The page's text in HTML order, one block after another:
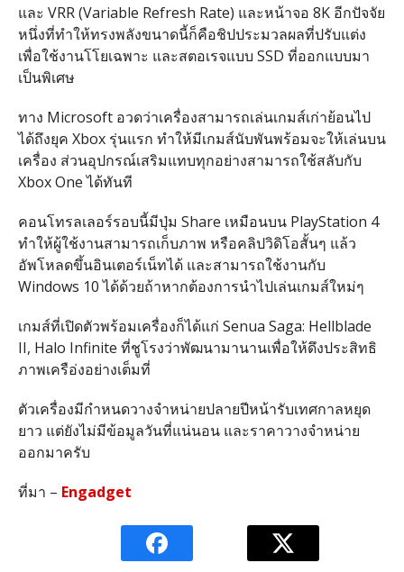
และ VRR (Variable Refresh Rate) และหน้าจอ 8K อีกปัจจัย
หนึ่งที่ทำให้ทรงพลังขนาดนี้ก็คือชิปประมวลผลที่ปรับแต่ง
เพื่อใช้งานโโยเฉพาะ และสตอเรจแบบ SSD ที่ออกแบบมา
เป็นพิเศษ
ทาง Microsoft อวดว่าเครื่องสามารถเล่นเกมส์เก่าย้อนไป
ได้ถึงยุค Xbox รุ่นแรก ทำให้มีเกมส์นับพันพร้อมจะให้เล่นบน
เครื่อง ส่วนอุปกรณ์เสริมแทบทุกอย่างสามารถใช้สลับกับ
Xbox One ได้ทันที
คอนโทรลเลอร์รอบนี้มีปุ่ม Share เหมือนบน PlayStation 4
ทำให้ผู้ใช้งานสามารถเก็บภาพ หรือคลิปวิดิโอสั้นๆ แล้ว
อัพโหลดขึ้นอินเตอร์เน็ทได้ และสามารถใช้งานกับ
Windows 10 ได้ด้วยถ้าหากต้องการนำไปเล่นเกมส์ใหม่ๆ
เกมส์ที่เปิดตัวพร้อมเครื่องก็ได้แก่ Senua Saga: Hellblade
II, Halo Infinite ที่ชูโรงว่าพัฒนามานานเพื่อให้ดึงประสิทธิ
ภาพเครือ่งอย่างเต็มที่
ตัวเครื่องมีกำหนดวางจำหน่ายปลายปีหน้ารับเทศกาลหยุด
ยาว แต่ยังไม่มีข้อมูลวันที่แน่นอน และราคาวางจำหน่าย
ออกมาครับ
ที่มา – Engadget